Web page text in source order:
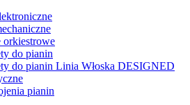
orkiestrowe
do pianin
do pianin Linia Włoska DESIGNED
pianin